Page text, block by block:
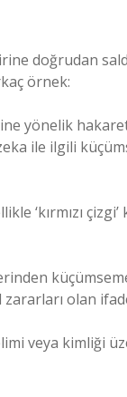
doğrudan
örnek:
yönelik
ile ilgili
‘kırmızı
zararları olan
veya kimliği